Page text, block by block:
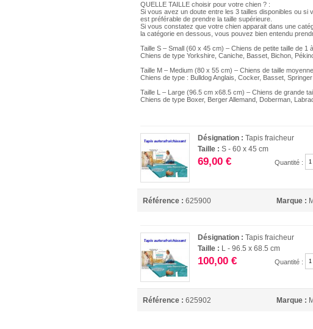
QUELLE TAILLE choisir pour votre chien ? :
Si vous avez un doute entre les 3 tailles disponibles ou si
est préférable de prendre la taille supérieure.
Si vous constatez que votre chien apparait dans une
la catégorie en dessous, vous pouvez bien entendu
Taille S – Small (60 x 45 cm) – Chiens de petite taille de 1
Chiens de type Yorkshire, Caniche, Basset, Bichon,
Taille M – Medium (80 x 55 cm) – Chiens de taille
Chiens de type : Bulldog Anglais, Cocker, Basset, Springer
Taille L – Large (96.5 cm x68.5 cm) – Chiens de grande
Chiens de type Boxer, Berger Allemand, Doberman,
Désignation :Tapis fraicheur
Taille :S - 60 x 45 cm
69,00 € Quantité :
Référence : 625900 Marque :
Désignation :Tapis fraicheur
Taille : L - 96.5 x 68.5 cm
100,00 € Quantité :
Référence : 625902 Marque :